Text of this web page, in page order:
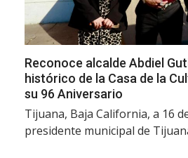
Reconoce alcalde Abdiel
histórico de la Casa de la
su 96 Aniversario
Tijuana, Baja California, a 16
presidente municipal de